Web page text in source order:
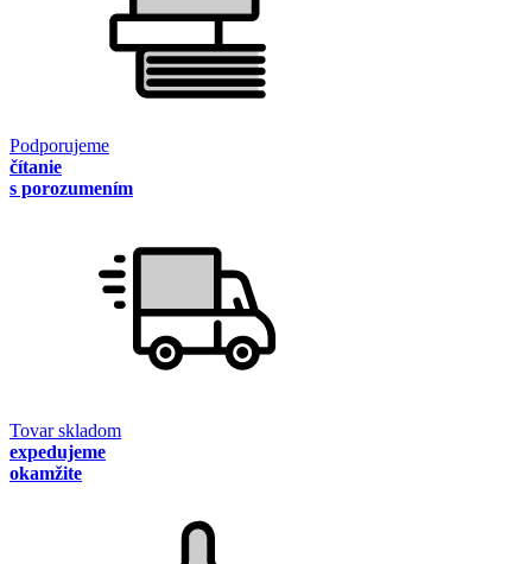
Podporujeme
čítanie
s porozumením
Tovar skladom
expedujeme
okamžite